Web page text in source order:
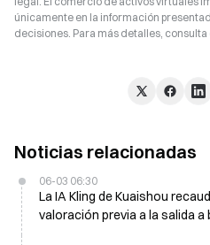
únicamente en la información
decisiones. Para más detalles, consulta
Noticias relacionadas
06-03 06:30
La IA Kling de Kuaishou
valoración previa a la salida a